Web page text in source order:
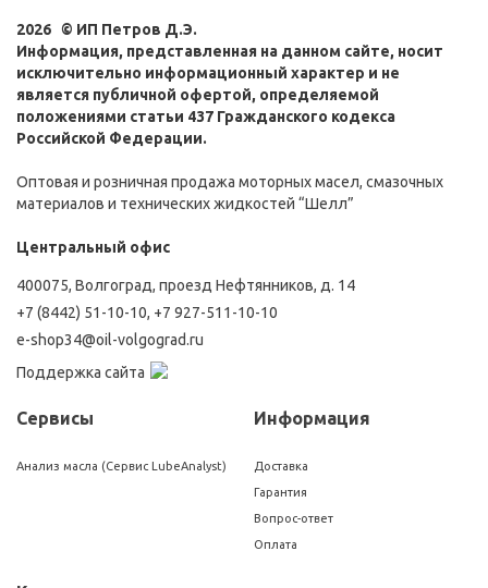
2026 © ИП Петров Д.Э.
Информация, представленная на данном сайте, носит
исключительно информационный характер и не
является публичной офертой, определяемой
положениями статьи 437 Гражданского кодекса
Российской Федерации.
Оптовая и розничная продажа моторных масел, смазочных
материалов и технических жидкостей “Шелл”
Центральный офис
400075, Волгоград, проезд Нефтянников, д. 14
+7 (8442) 51-10-10, +7 927-511-10-10
e-shop34@oil-volgograd.ru
Поддержка сайта
Сервисы
Анализ масла (Сервис LubeAnalyst)
Информация
Доставка
Гарантия
Вопрос-ответ
Оплата